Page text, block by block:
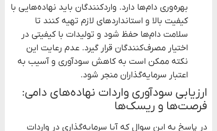
بهره‌وری دام‌ها دارد. واردکنندگان باید نهاده‌هایی با
کیفیت بالا و استانداردهای لازم تهیه کنند تا
سلامت دام‌ها حفظ شود و تولیدات با کیفیتی در
اختیار مصرف‌کنندگان قرار گیرد. عدم رعایت این
نکته ممکن است به کاهش سودآوری و آسیب به
اعتبار سرمایه‌گذاران منجر شود.
ارزیابی سودآوری واردات نهاده‌های دامی:
فرصت‌ها و ریسک‌ها
در پاسخ به این سوال که آیا سرمایه‌گذاری در واردات